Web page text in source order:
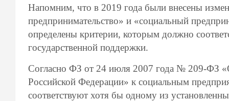
Напомним, что в 2019 года были внесены
предпринимательство» и «социальный
определены критерии, которым должно
государственной поддержки.
Согласно ФЗ от 24 июля 2007 года № 209-ФЗ
Российской Федерации» к социальным
соответствуют хотя бы одному из